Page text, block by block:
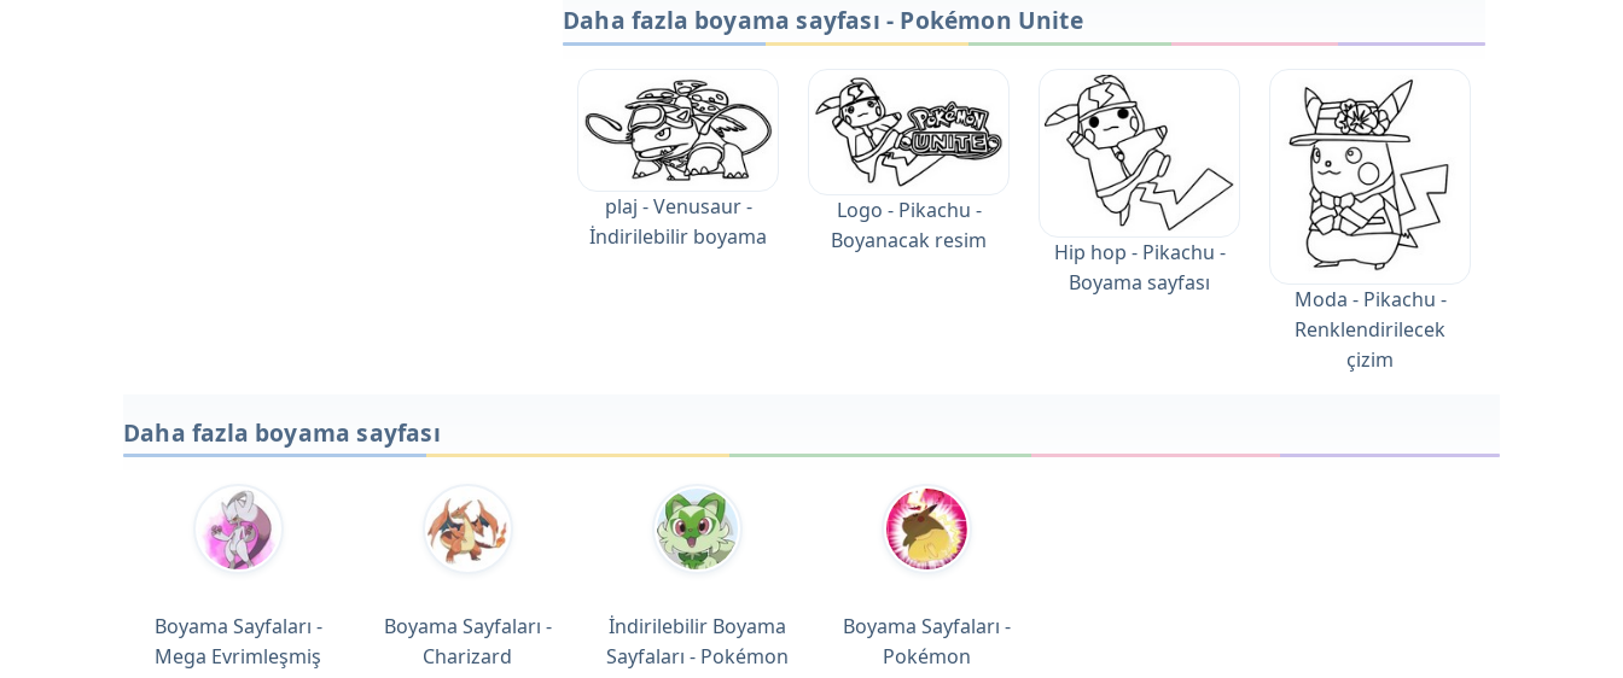
Daha fazla boyama sayfası - Pokémon Unite
plaj - Venusaur -
İndirilebilir boyama
Logo - Pikachu -
Boyanacak resim
Hip hop - Pikachu -
Boyama sayfası
Moda - Pikachu -
Renklendirilecek
çizim
Daha fazla boyama sayfası
Boyama Sayfaları -
Mega Evrimleşmiş
Boyama Sayfaları -
Charizard
İndirilebilir Boyama
Sayfaları - Pokémon
Boyama Sayfaları -
Pokémon